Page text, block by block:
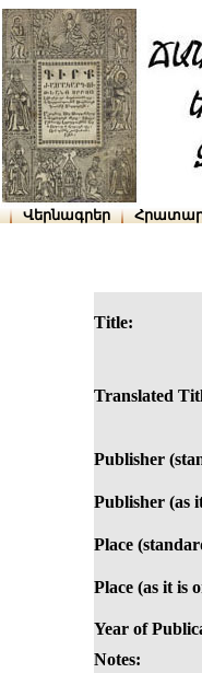
Վերնագրեր
Title:
Translated
Publisher
Publisher (as
Place
Place (as it is
Year of
Notes: